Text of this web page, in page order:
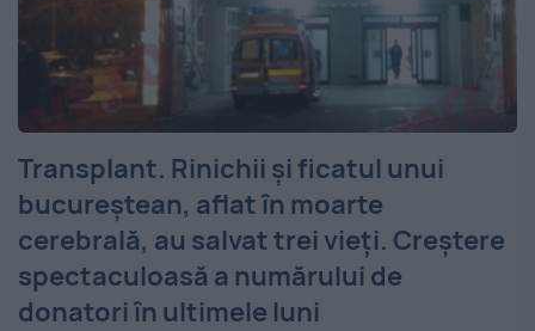
Transplant. Rinichii și ficatul unui
bucureștean, aflat în moarte
cerebrală, au salvat trei vieți. Creștere
spectaculoasă a numărului de
donatori în ultimele luni